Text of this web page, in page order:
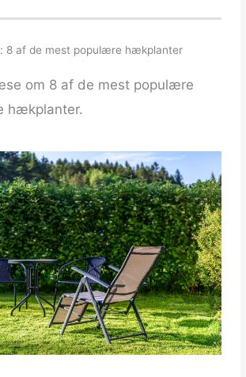
8 af de mest populære hækplanter
om 8 af de mest populære
hækplanter.